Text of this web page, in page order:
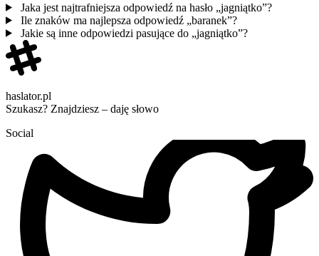
Jaka jest najtrafniejsza odpowiedź na hasło „jagniątko”?
Ile znaków ma najlepsza odpowiedź „baranek”?
Jakie są inne odpowiedzi pasujące do „jagniątko”?
haslator.pl
Szukasz? Znajdziesz – daję słowo
Social